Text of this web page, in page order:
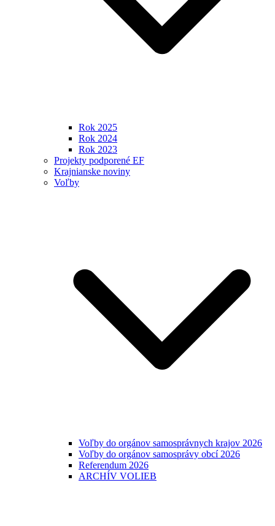
Rok 2025
Rok 2024
Rok 2023
Projekty podporené EF
Krajnianske noviny
Voľby
Voľby do orgánov samosprávnych krajov 2026
Voľby do orgánov samosprávy obcí 2026
Referendum 2026
ARCHÍV VOLIEB